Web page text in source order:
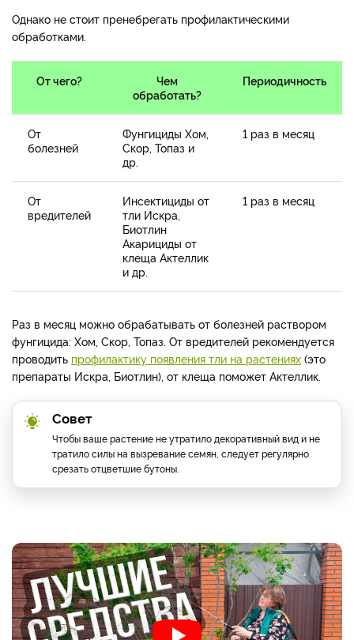
Однако не стоит пренебрегать профилактическими
обработками.
От чего?
Чем
обработать?
Периодичность
От
болезней
Фунгициды Хом,
Скор, Топаз и
др.
1 раз в месяц
От
вредителей
Инсектициды от
тли Искра,
Биотлин
Акарициды от
клеща Актеллик
и др.
1 раз в месяц
Раз в месяц можно обрабатывать от болезней раствором
фунгицида: Хом, Скор, Топаз. От вредителей рекомендуется
проводить профилактику появления тли на растениях (это
препараты Искра, Биотлин), от клеща поможет Актеллик.
Совет
Чтобы ваше растение не утратило декоративный вид и не
тратило силы на вызревание семян, следует регулярно
срезать отцветшие бутоны.